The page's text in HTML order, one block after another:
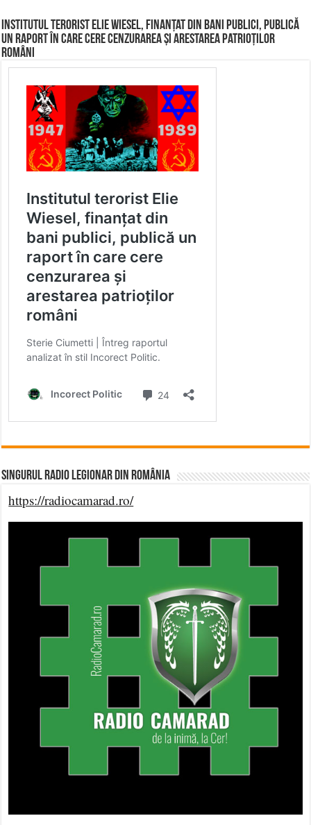
Institutul terorist Elie Wiesel, finanțat din bani publici, publică
un raport în care cere cenzurarea și arestarea patrioților
români
Singurul Radio Legionar din România
https://radiocamarad.ro/